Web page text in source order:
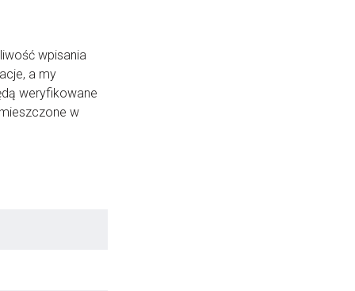
wpisania
a my
weryfikowane
w